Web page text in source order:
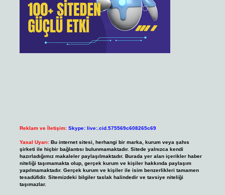
Reklam ve İletişim: Skype: live:.cid.575569c608265c69
Yasal Uyarı: Bu internet sitesi, herhangi bir marka, kurum veya şahıs
şirketi ile hiçbir bağlantısı bulunmamaktadır. Sitede yalnızca kendi
hazırladığımız makaleler paylaşılmaktadır. Burada yer alan içerikler haber
niteliği taşımamakta olup, gerçek kurum ve kişiler hakkında paylaşım
yapılmamaktadır. Gerçek kurum ve kişiler ile isim benzerlikleri tamamen
tesadüfidir. Sitemizdeki bilgiler taslak halindedir ve tavsiye niteliği
taşımazlar.